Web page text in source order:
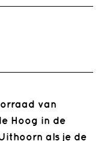
van
Hoog in de
als je de